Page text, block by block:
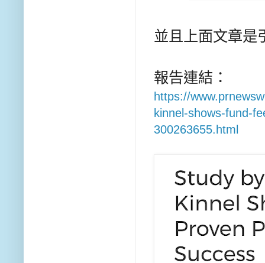
並且上面文章是
報告連結：
https://
kinnel-shows-fund-
300263655.html